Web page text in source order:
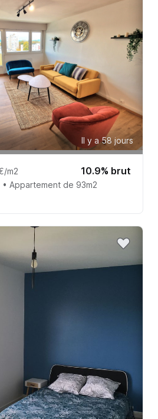
Il y a 58 jours
m2 10.9% brut
Appartement de 93m2